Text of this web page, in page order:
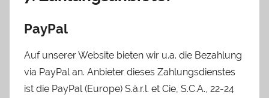
PayPal
Auf unserer Website bieten wir u.a. die Bezahlung
via PayPal an. Anbieter dieses Zahlungsdienstes
ist die PayPal (Europe) S.à.r.l. et Cie, S.C.A., 22-24